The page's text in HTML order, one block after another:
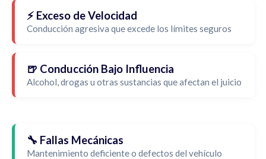
⚡ Exceso de Velocidad
Conducción agresiva que excede los límites seguros
🍺 Conducción Bajo Influencia
Alcohol, drogas u otras sustancias que afectan el juicio
🔧 Fallas Mecánicas
Mantenimiento deficiente o defectos del vehículo